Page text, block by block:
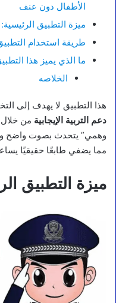
الأطفال دون عنف
ميزة التطبيق الرئيسية:
طريقة استخدام
ما الذي يميز هذا
الخلاصه
هذا التطبيق لا يهدف إلى
دعم التربية الإيجابية من
وهمي” يتحدث بصوت واضح
مما يضفي طابعًا حقيقيًا
ميزة التطبيق